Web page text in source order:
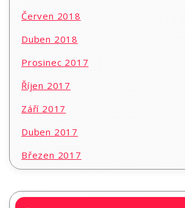
Červen 2018
Duben 2018
Prosinec 2017
Říjen 2017
Září 2017
Duben 2017
Březen 2017